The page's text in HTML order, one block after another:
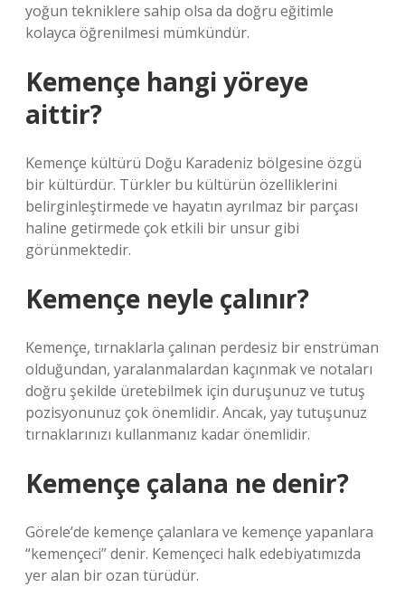
yoğun tekniklere sahip olsa da doğru eğitimle
kolayca öğrenilmesi mümkündür.
Kemençe hangi yöreye
aittir?
Kemençe kültürü Doğu Karadeniz bölgesine özgü
bir kültürdür. Türkler bu kültürün özelliklerini
belirginleştirmede ve hayatın ayrılmaz bir parçası
haline getirmede çok etkili bir unsur gibi
görünmektedir.
Kemençe neyle çalınır?
Kemençe, tırnaklarla çalınan perdesiz bir enstrüman
olduğundan, yaralanmalardan kaçınmak ve notaları
doğru şekilde üretebilmek için duruşunuz ve tutuş
pozisyonunuz çok önemlidir. Ancak, yay tutuşunuz
tırnaklarınızı kullanmanız kadar önemlidir.
Kemençe çalana ne denir?
Görele’de kemençe çalanlara ve kemençe yapanlara
“kemençeci” denir. Kemençeci halk edebiyatımızda
yer alan bir ozan türüdür.